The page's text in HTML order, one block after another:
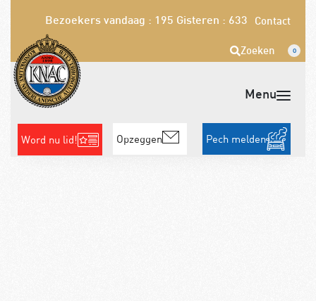
Bezoekers vandaag : 195 Gisteren : 633 Contact
Zoeken 0
Word nu lid! Opzeggen Pech melden